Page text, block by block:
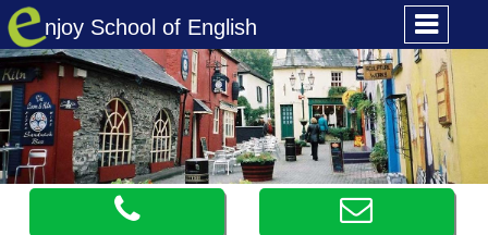
njoy School of English